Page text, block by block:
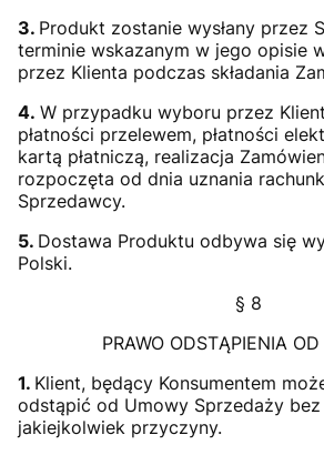
3. Produkt zostanie wysłany przez
terminie wskazanym w jego opisie
przez Klienta podczas składania
4. W przypadku wyboru przez
płatności przelewem, płatności
kartą płatniczą, realizacja
rozpoczęta od dnia uznania
Sprzedawcy.
5. Dostawa Produktu odbywa się
Polski.
§ 8
PRAWO ODSTĄPIENIA
1. Klient, będący Konsumentem
odstąpić od Umowy Sprzedaży
jakiejkolwiek przyczyny.